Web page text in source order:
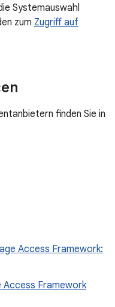
Systemauswahl
zum Zugriff auf
finden Sie in
Access Framework:
Framework